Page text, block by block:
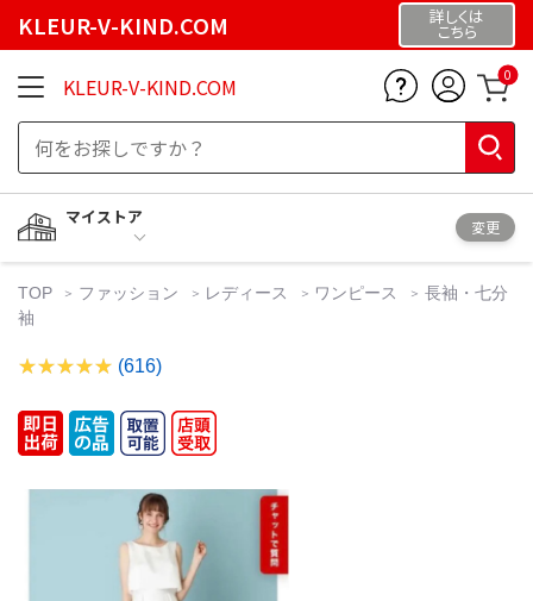
KLEUR-V-KIND.COM 詳しくは
こちら
KLEUR-V-KIND.COM 0
マイストア
変更
TOP ファッション レディース ワンピース
長袖・七分
袖
(616)